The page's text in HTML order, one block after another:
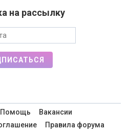
на рассылку
Помощь
Вакансии
Правила форума